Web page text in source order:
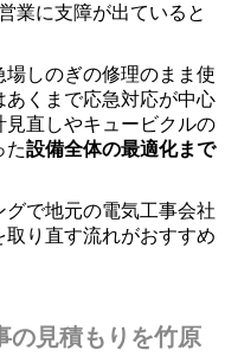
業に支障が出ていると
しのぎの修理のまま使
あくまで応急対応が中心
直しやキュービクルの
た設備全体の最適化まで
で地元の電気工事会社
取り直す流れがおすすめ
の見積もりを竹原